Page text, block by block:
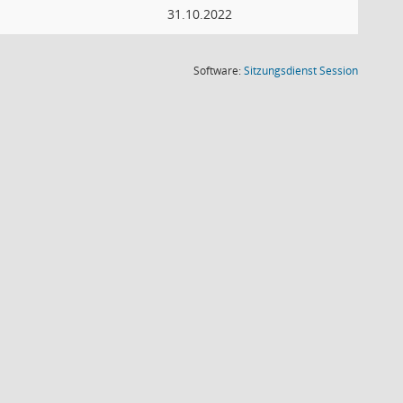
31.10.2022
Software:SitzungsdienstSession(Wird in